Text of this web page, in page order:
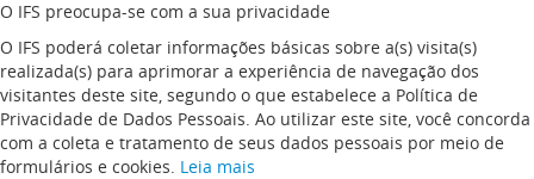
O IFS preocupa-se com a sua privacidade
O IFS poderá coletar informações básicas sobre a(s) visita(s)
realizada(s) para aprimorar a experiência de navegação dos
visitantes deste site, segundo o que estabelece a Política de
Privacidade de Dados Pessoais. Ao utilizar este site, você concorda
com a coleta e tratamento de seus dados pessoais por meio de
formulários e cookies. Leia mais